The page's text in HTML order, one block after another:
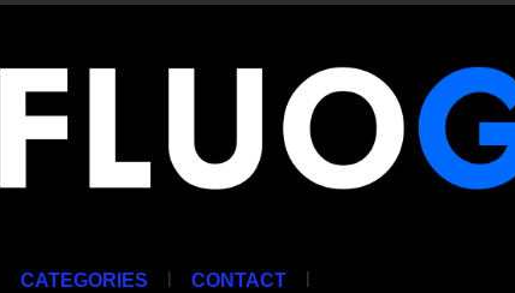
CATEGORIES | CONTACT |